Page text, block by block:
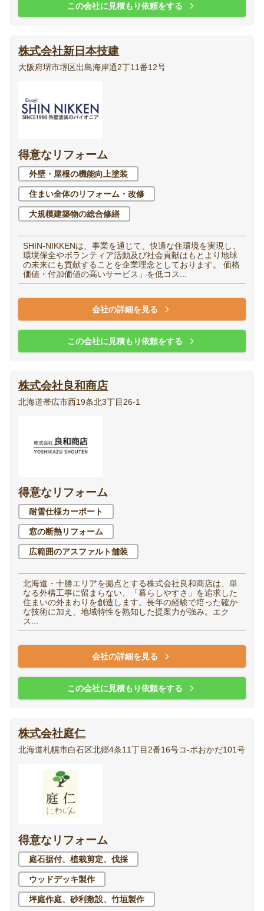
この会社に見積もり依頼をする
株式会社新日本技建
大阪府堺市堺区出島海岸通2丁11番12号
得意なリフォーム
外壁・屋根の機能向上塗装
住まい全体のリフォーム・改修
大規模建築物の総合修繕
SHIN-NIKKENは、事業を通じて、快適な住環境を実現し、
環境保全やボランティア活動及び社会貢献はもとより地球
の未来にも貢献することを企業理念としております。 価格
価値・付加価値の高いサービス」を低コス...
会社の詳細を見る
この会社に見積もり依頼をする
株式会社良和商店
北海道帯広市西19条北3丁目26-1
得意なリフォーム
耐雪仕様カーポート
窓の断熱リフォーム
広範囲のアスファルト舗装
北海道・十勝エリアを拠点とする株式会社良和商店は、単
なる外構工事に留まらない、「暮らしやすさ」を追求した
住まいの外まわりを創造します。長年の経験で培った確か
な技術に加え、地域特性を熟知した提案力が強み。エク
ス...
会社の詳細を見る
この会社に見積もり依頼をする
株式会社庭仁
北海道札幌市白石区北郷4条11丁目2番16号コ-ポおかだ101号
得意なリフォーム
庭石据付、植栽剪定、伐採
ウッドデッキ製作
坪庭作庭、砂利敷設、竹垣製作